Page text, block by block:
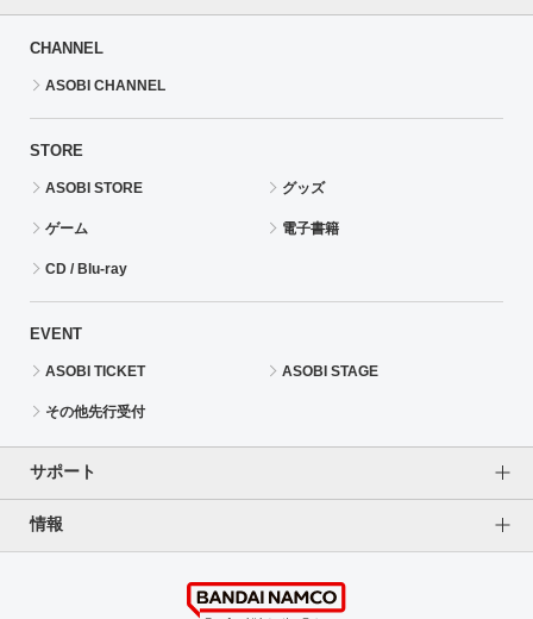
CHANNEL
ASOBI CHANNEL
STORE
ASOBI STORE グッズ
ゲーム 電子書籍
CD / Blu-ray
EVENT
ASOBI TICKET ASOBI STAGE
その他先行受付
サポート
よくあるご質問（FAQ）
情報
個人情報保護方針